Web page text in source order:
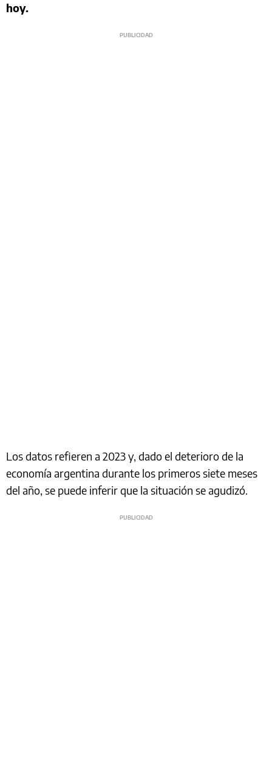
hoy.
Los datos refieren a 2023 y, dado el deterioro de la
economía argentina durante los primeros siete meses
del año, se puede inferir que la situación se agudizó.